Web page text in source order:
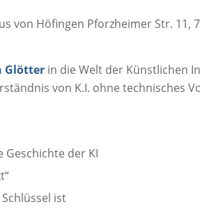
von Höfingen Pforzheimer Str. 11,
Glötter in die Welt der Künstlichen
von K.I. ohne technisches
der KI
ist